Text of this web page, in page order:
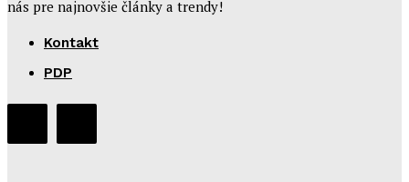
nás pre najnovšie články a trendy!
Kontakt
PDP